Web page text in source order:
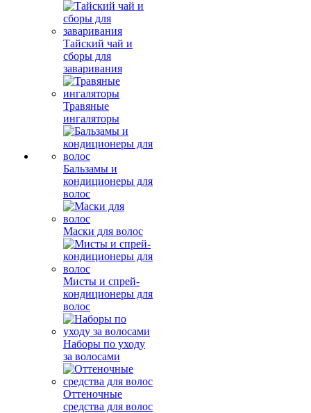
Тайский чай и
сборы для
заваривания
Травяные
ингаляторы
Бальзамы и
кондиционеры для
волос
Маски для волос
Мисты и спрей-
кондиционеры для
волос
Наборы по уходу
за волосами
Оттеночные
средства для волос